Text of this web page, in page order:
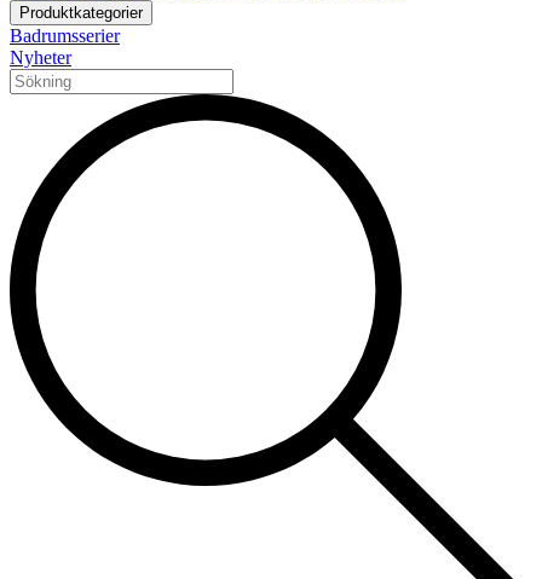
Produktkategorier
Badrumsserier
Nyheter